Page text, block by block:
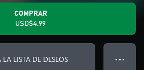
COMPRAR
USD$4.99
LA LISTA DE DESEOS ● ● ●